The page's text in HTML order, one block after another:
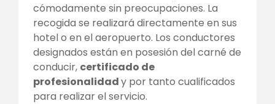
cómodamente sin preocupaciones. La
recogida se realizará directamente en sus
hotel o en el aeropuerto. Los conductores
designados están en posesión del carné de
conducir, certificado de
profesionalidady por tanto cualificados
para realizar el servicio.